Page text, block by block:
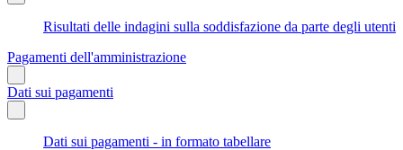
Risultati delle indagini sulla soddisfazione da parte degli utenti
Pagamenti dell'amministrazione
Dati sui pagamenti
Dati sui pagamenti - in formato tabellare